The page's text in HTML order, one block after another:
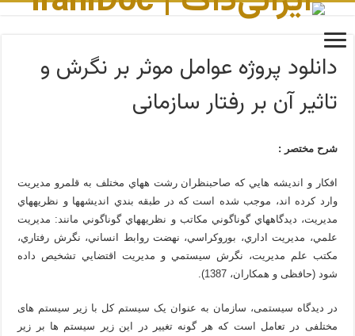
دانلود پروژه عوامل موثر بر نگرش و
تاثیر آن بر رفتار سازمانی
شرح مختصر :
افكار و انديشه هايي كه صاحبنظران رشت ههاي مختلف به قلمرو مديريت
وارد كرده اند، موجب شده است كه در طبقه بندي انديشه­ها و نظريه­هاي
مديريت، ديدگاه­هاي گوناگوني مكاتب و نظريه­هاي گوناگوني مانند: مديريت
علمي، مديريت اداري، بوروكراسي، نهضت روابط انساني، نگرش رفتاري،
مكتب علم مديريت، نگرش سيستمي و مديريت اقتضايي تشخيص داده
شود (حافظی و همکاران، 1387).
در دیدگاه سیستمی، سازمان به عنوان یک سیستم کل با زیر سیستم های
مختلفی در تعامل است که هر گونه تغییر در این زیر سیستم ها بر زیر